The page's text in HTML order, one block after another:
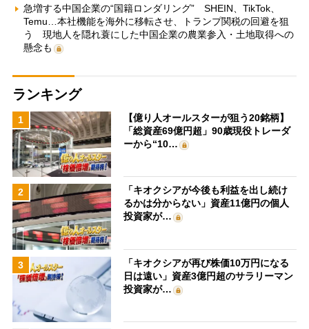
急増する中国企業の“国籍ロンダリング” SHEIN、TikTok、
Temu…本社機能を海外に移転させ、トランプ関税の回避を狙
う 現地人を隠れ蓑にした中国企業の農業参入・土地取得への
懸念も
ランキング
1
【億り人オールスターが狙う20銘柄】
「総資産69億円超」90歳現役トレーダ
ーから“10…
2
「キオクシアが今後も利益を出し続け
るかは分からない」資産11億円の個人
投資家が…
3
「キオクシアが再び株価10万円になる
日は遠い」資産3億円超のサラリーマン
投資家が…